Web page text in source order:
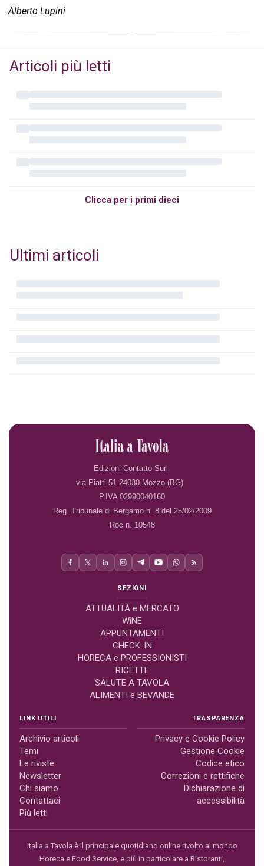
Alberto Lupini
Articoli più letti
Clicca per i primi dieci
Ultimi articoli
Edizioni Contatto Surl
via Piatti 51 24030 Mozzo (BG)
P.IVA 02990040160
Reg. Tribunale di Bergamo n. 8 del 25/02/2009
Roc n. 10548
SEZIONI
ATTUALITÀ e MERCATO
WiNE
APPUNTAMENTI
CHECK-IN
HORECA e PROFESSIONISTI
RICETTE
SALUTE A TAVOLA
ALIMENTI e BEVANDE
LINK UTILI
Archivio articoli
Temi
Le riviste
Newsletter
Chi siamo
Contattaci
Più letti
TRASPARENZA
Privacy e Cookie Policy
Gestione Cookie
Codice etico
Correzioni e rettifiche
Dichiarazione di
accessibilità
Italia a Tavola è il principale quotidiano online rivolto al mondo
Horeca e Food Service, e più in particolare a Ristoranti,